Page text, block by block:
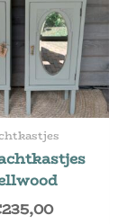
235,00